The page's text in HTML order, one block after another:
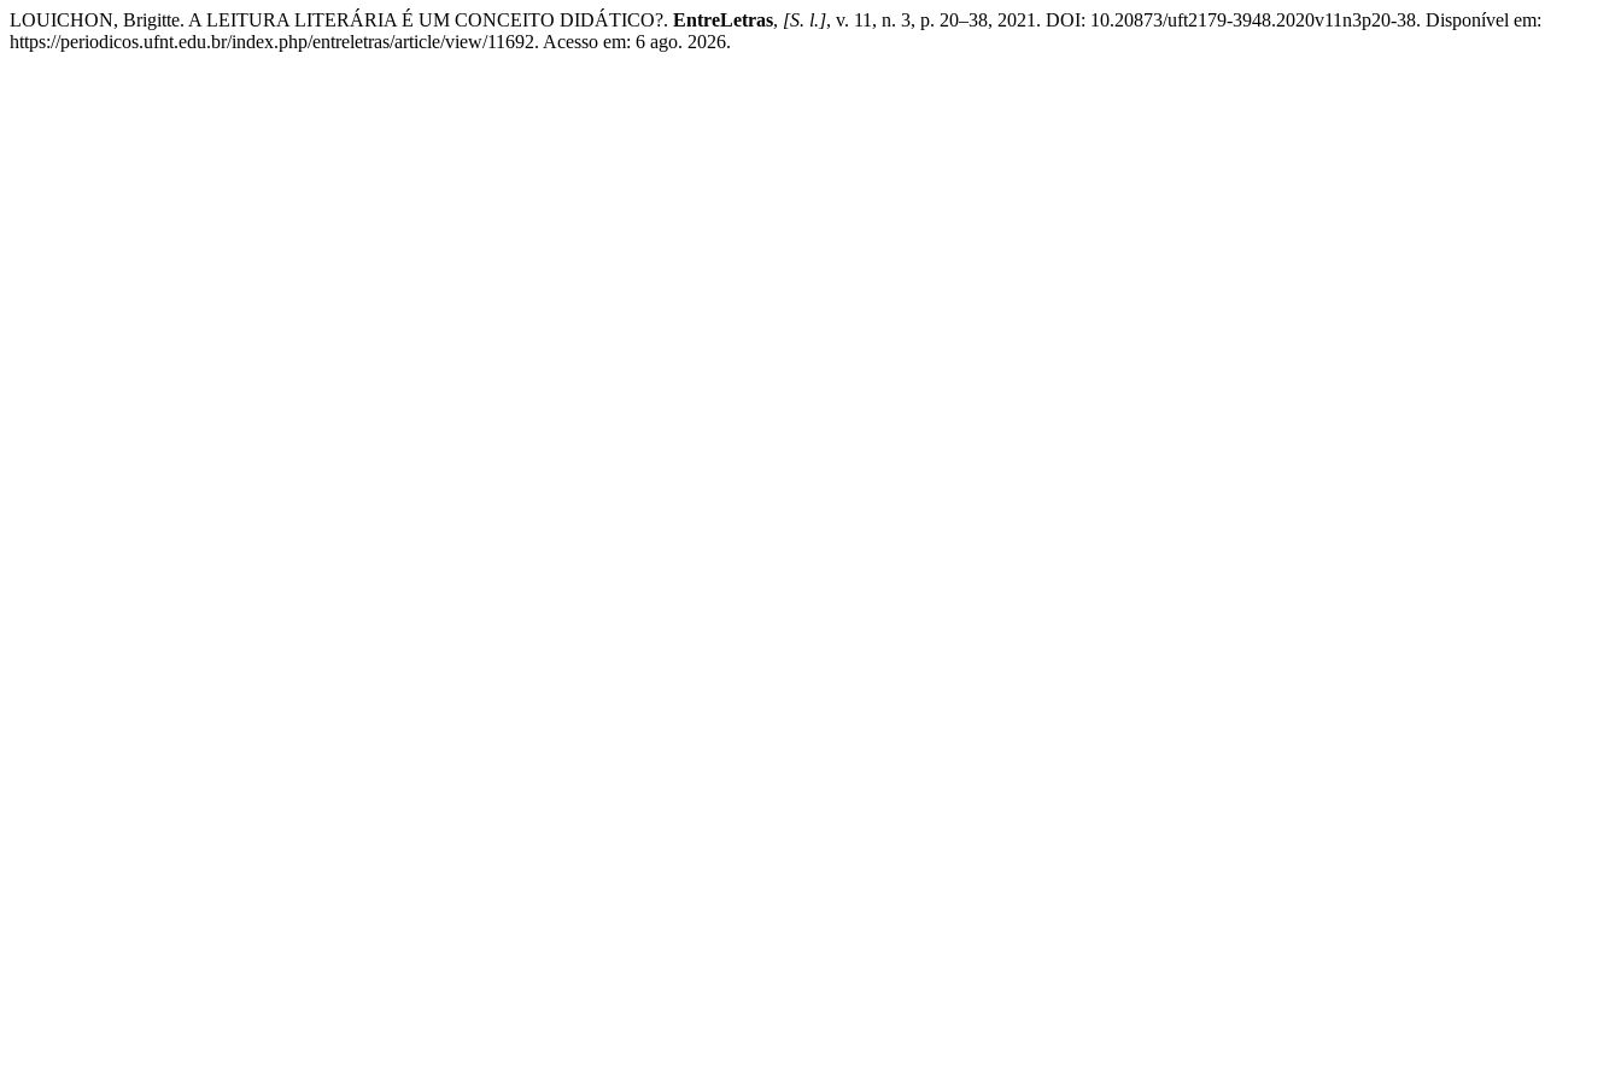
LOUICHON, Brigitte. A LEITURA LITERÁRIA É UM CONCEITO DIDÁTICO?. EntreLetras, [S. l.], v. 11, n. 3, p. 20–38, 2021. DOI: 10.20873/uft2179-3948.2020v11n3p20-38. Disponível em:
https://periodicos.ufnt.edu.br/index.php/entreletras/article/view/11692. Acesso em: 6 ago. 2026.